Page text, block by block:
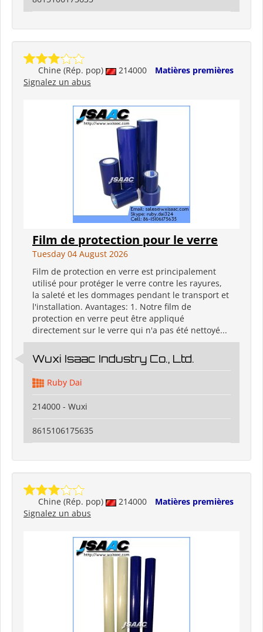
Chine (Rép. pop) 214000
Matières premières
Signalez un abus
Film de protection pour le verre
Tuesday 04 August 2026
Film de protection en verre est principalement
utilisé pour protéger le verre contre les rayures,
la saleté et les dommages pendant le transport et
l'installation. Avantages: 1. Notre film de
protection en verre peut être appliqué
directement sur le verre qui n'a pas été nettoyé...
Wuxi Isaac Industry Co., Ltd.
Ruby Dai
214000 - Wuxi
8615106175635
Chine (Rép. pop) 214000
Matières premières
Signalez un abus